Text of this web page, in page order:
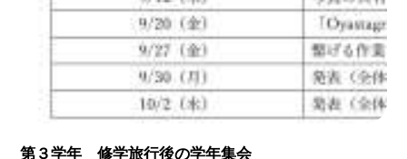
第３学年 修学旅行後の学年集会